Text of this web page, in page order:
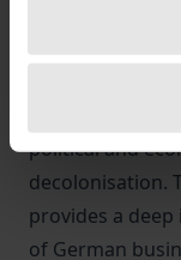
expectations
political and
decolonisation.
provides a
of German